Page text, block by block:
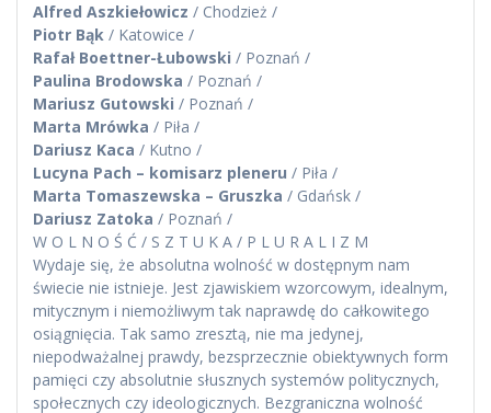
Alfred Aszkiełowicz / Chodzież /
Piotr Bąk / Katowice /
Rafał Boettner-Łubowski / Poznań /
Paulina Brodowska / Poznań /
Mariusz Gutowski / Poznań /
Marta Mrówka / Piła /
Dariusz Kaca / Kutno /
Lucyna Pach – komisarz pleneru / Piła /
Marta Tomaszewska – Gruszka / Gdańsk /
Dariusz Zatoka / Poznań /
W O L N O Ś Ć / S Z T U K A / P L U R A L I Z M
Wydaje się, że absolutna wolność w dostępnym nam
świecie nie istnieje. Jest zjawiskiem wzorcowym, idealnym,
mitycznym i niemożliwym tak naprawdę do całkowitego
osiągnięcia. Tak samo zresztą, nie ma jedynej,
niepodważalnej prawdy, bezsprzecznie obiektywnych form
pamięci czy absolutnie słusznych systemów politycznych,
społecznych czy ideologicznych. Bezgraniczna wolność